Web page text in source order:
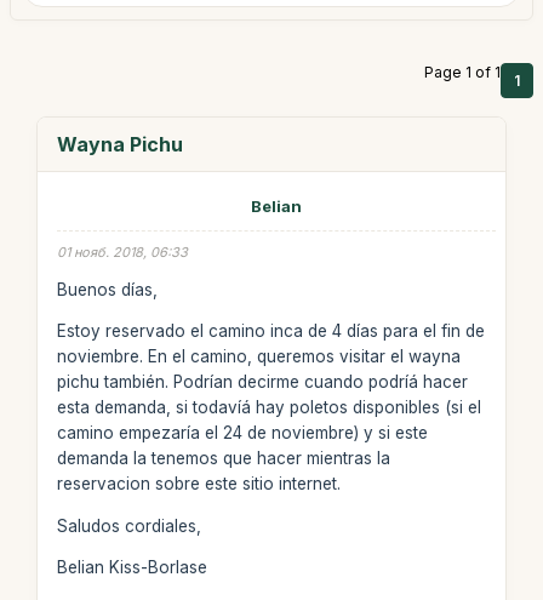
Page 1 of 1 1
Wayna Pichu
Belian
01 нояб. 2018, 06:33
Buenos días,
Estoy reservado el camino inca de 4 días para el fin de
noviembre. En el camino, queremos visitar el wayna
pichu también. Podrían decirme cuando podríá hacer
esta demanda, si todavíá hay poletos disponibles (si el
camino empezaría el 24 de noviembre) y si este
demanda la tenemos que hacer mientras la
reservacion sobre este sitio internet.
Saludos cordiales,
Belian Kiss-Borlase